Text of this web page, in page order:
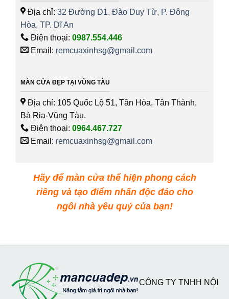
Địa chỉ: 32 Đường D1, Đào Duy Từ, P. Đông
Hòa, TP. Dĩ An
Điện thoại: 0987.554.446
Email: remcuaxinhsg@gmail.com
MÀN CỬA ĐẸP TẠI VŨNG TÀU
Địa chỉ: 105 Quốc Lộ 51, Tân Hòa, Tân Thành,
Bà Rịa-Vũng Tàu.
Điện thoại: 0964.467.727
Email: remcuaxinhsg@gmail.com
Hãy để màn cửa thể hiện phong cách
riêng và tạo điểm nhấn độc đáo cho
ngôi nhà yêu quý của bạn!
CÔNG TY TNHH NỘI